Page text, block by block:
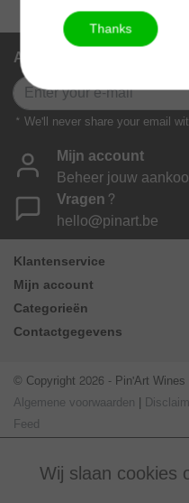
Abonneer je op onze
* We'll never share your email
Mijn account
Beheer jouw
Vragen?
hello@pinart.be
Klantenservice
Mijn account
Categorieën
Contactgegevens
© Copyright 2026 - Pin'Art
Algemene voorwaarden |
Feed
Thanks
Wij slaan cookies